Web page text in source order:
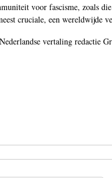
voor fascisme, zoals
cruciale, een wereldwijde
vertaling redactie